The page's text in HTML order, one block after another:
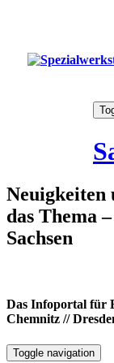
Neuigkeiten
das Thema
Sachsen
Das Infoportal für
Chemnitz //
Toggle navigation